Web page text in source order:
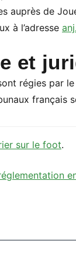
auprès de
à l’adresse
et
régies par
sur le foot.